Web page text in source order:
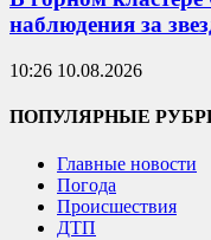
наблюдения за
10:26 10.08.2026
ПОПУЛЯРНЫЕ
Главные новости
Погода
Происшествия
ДТП